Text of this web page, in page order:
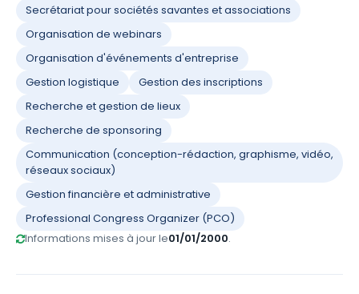
Secrétariat pour sociétés savantes et associations
Organisation de webinars
Organisation d'événements d'entreprise
Gestion logistique
Gestion des inscriptions
Recherche et gestion de lieux
Recherche de sponsoring
Communication (conception-rédaction, graphisme, vidéo,
réseaux sociaux)
Gestion financière et administrative
Professional Congress Organizer (PCO)
Informations mises à jour le01/01/2000.